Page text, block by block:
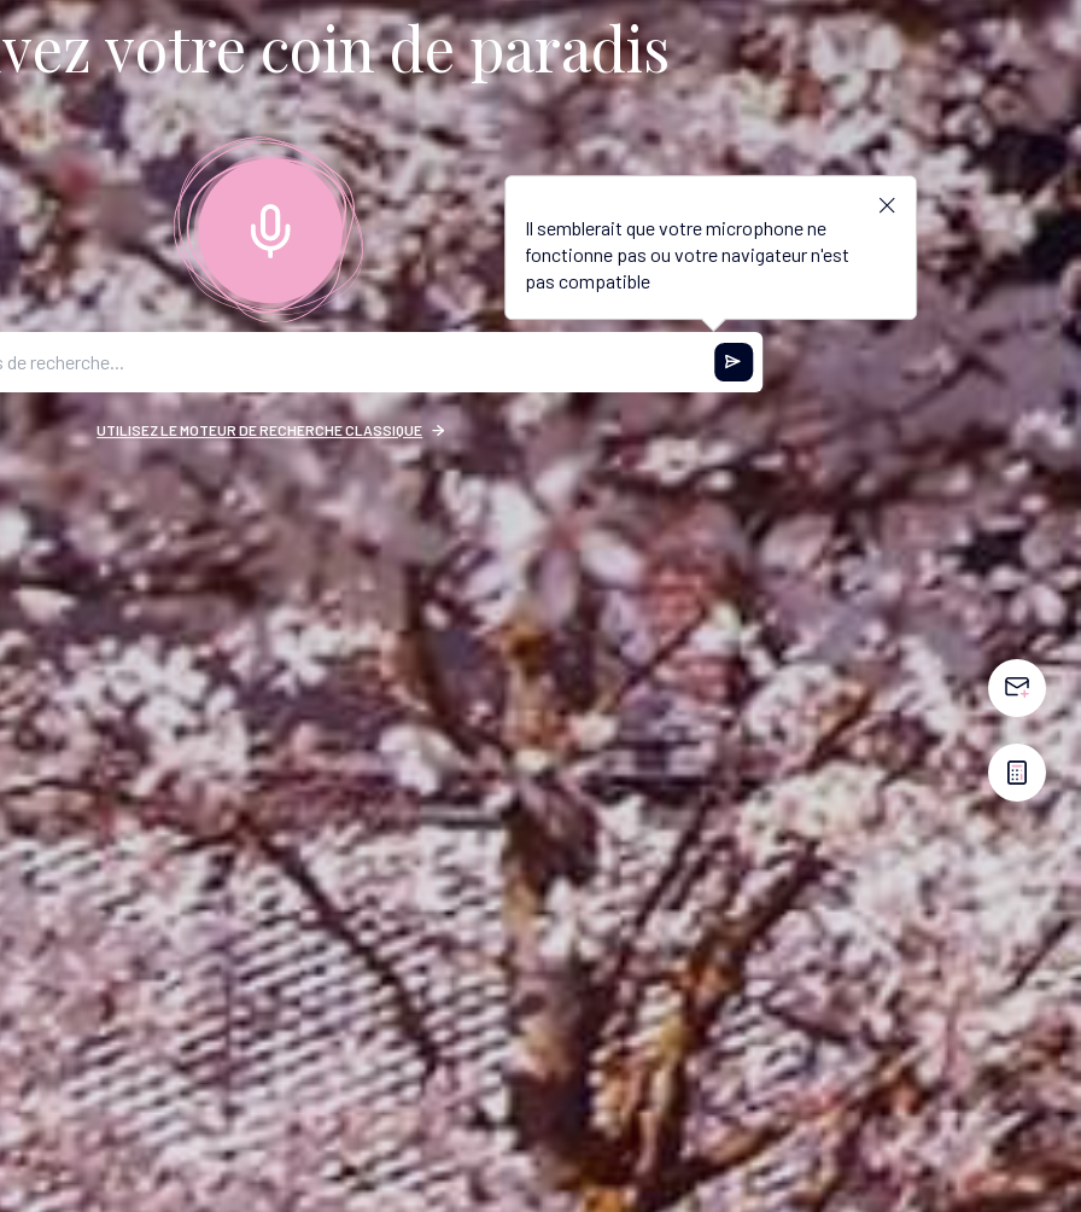
votre coin de paradis
Il semblerait que votre microphone ne
fonctionne pas ou votre navigateur n'est
pas compatible
UTILISEZ LE MOTEUR DE RECHERCHE CLASSIQUE